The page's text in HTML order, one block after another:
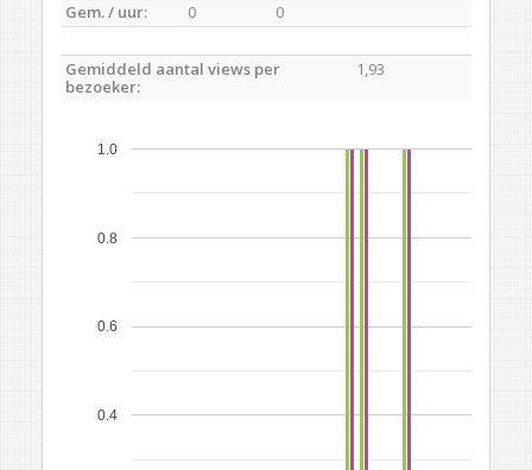
Gem. / uur:
0 0
Gemiddeld aantal views per
bezoeker:
1,93
0.4
0.6
0.8
1.0